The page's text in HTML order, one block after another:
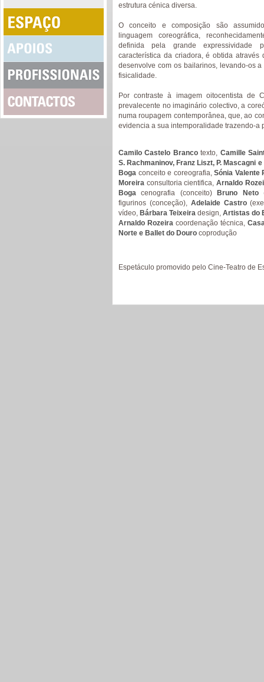
estrutura cénica diversa.
O conceito e composição são
linguagem coreográfica,
definida pela grande expressividade
característica da criadora, é obtida através
desenvolve com os bailarinos, levando-os
fisicalidade.
Por contraste à imagem oitocentista de
prevalecente no imaginário colectivo, a
numa roupagem contemporânea, que, ao
evidencia a sua intemporalidade trazendo-a
Camilo Castelo Branco texto, Camille
S. Rachmaninov, Franz Liszt, P. Mascagni
Boga conceito e coreografia,Sónia Valente
Moreira consultoria cientifica, Arnaldo
Boga cenografia (conceito) Bruno Neto
figurinos (conceção), Adelaide Castro
vídeo, Bárbara Teixeira design, Artistas do
Arnaldo Rozeira coordenação técnica,
Norte e Ballet do Douro coprodução
Espetáculo promovido pelo Cine-Teatro de